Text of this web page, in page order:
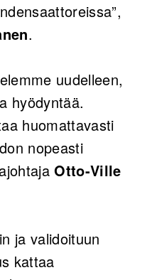
.
uudelleen,
hyödyntää.
huomattavasti
nopeasti
Otto-Ville
ja validoituun
kattaa